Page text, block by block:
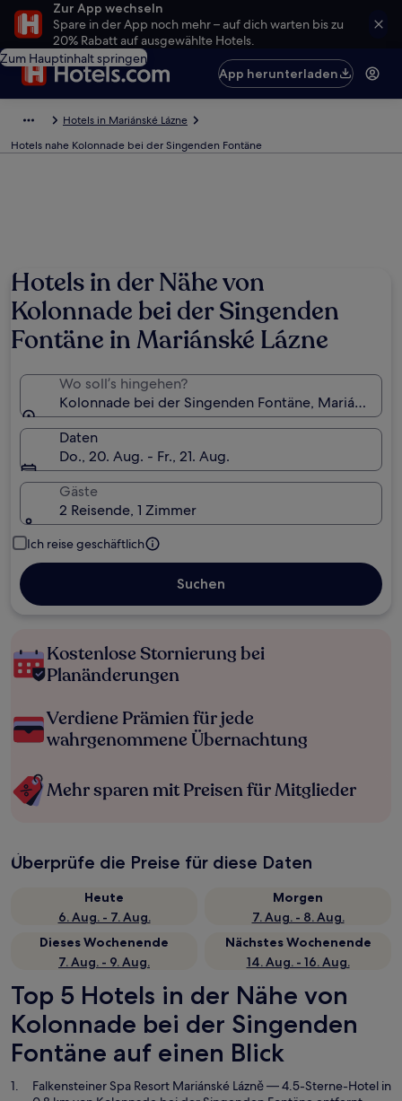
Zur App wechseln
Spare in der App noch mehr – auf dich warten bis zu
20% Rabatt auf ausgewählte Hotels.
Zum Hauptinhalt springen
App herunterladen
Hotels in Mariánské Lázne
Hotels nahe Kolonnade bei der Singenden Fontäne
Hotels in der Nähe von
Kolonnade bei der Singenden
Fontäne in Mariánské Lázne
Wo soll’s hingehen?
Kolonnade bei der Singenden Fontäne, Mariánské
Daten
Do., 20. Aug. - Fr., 21. Aug.
Gäste
2 Reisende, 1 Zimmer
Ich reise geschäftlich
Suchen
Kostenlose Stornierung bei
Planänderungen
Verdiene Prämien für jede
wahrgenommene Übernachtung
Mehr sparen mit Preisen für Mitglieder
Überprüfe die Preise für diese Daten
Heute
6. Aug. - 7. Aug.
Morgen
7. Aug. - 8. Aug.
Dieses Wochenende
7. Aug. - 9. Aug.
Nächstes Wochenende
14. Aug. - 16. Aug.
Top 5 Hotels in der Nähe von
Kolonnade bei der Singenden
Fontäne auf einen Blick
Falkensteiner Spa Resort Mariánské Lázně— 4.5-Sterne-Hotel in